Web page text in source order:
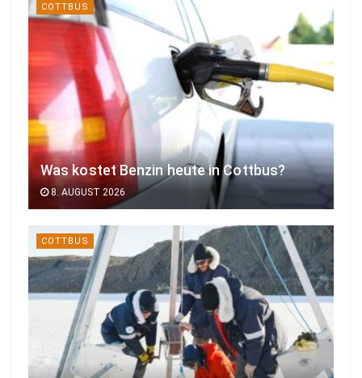
COTTBUS
Was kostet Benzin heute in Cottbus?
8. AUGUST 2026
COTTBUS